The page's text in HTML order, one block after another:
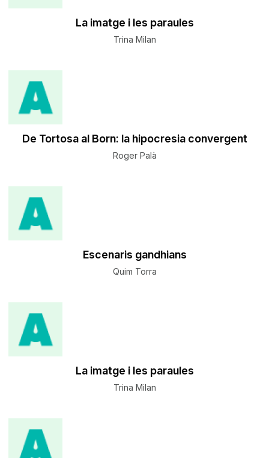
La imatge i les paraules
Trina Milan
De Tortosa al Born: la hipocresia convergent
Roger Palà
Escenaris gandhians
Quim Torra
La imatge i les paraules
Trina Milan